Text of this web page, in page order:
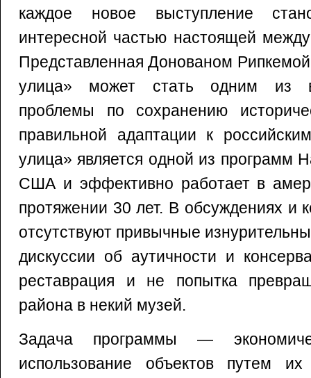
каждое новое выступление
интересной частью настоящей
Представленная Донованом
улица» может стать одним из
проблемы по сохранению
правильной адаптации к
улица» является одной из программ
США и эффективно работает в
протяжении 30 лет. В обсуждениях и
отсутствуют привычные
дискуссии об аутичности и
реставрация и не попытка
района в некий музей.
Задача программы —
использование объектов путем